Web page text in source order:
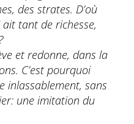
des strates. D’où
tant de richesse,
et redonne, dans la
C’est pourquoi
inlassablement, sans
une imitation du